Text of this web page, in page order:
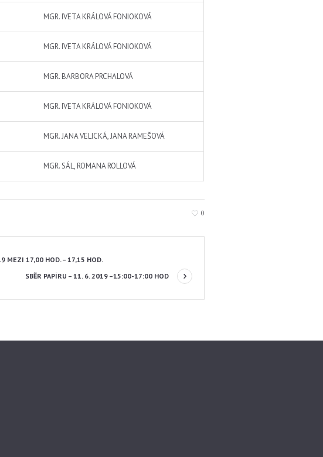
MGR. IVETA KRÁLOVÁ FONIOKOVÁ
MGR. IVETA KRÁLOVÁ FONIOKOVÁ
MGR. BARBORA PRCHALOVÁ
MGR. IVETA KRÁLOVÁ FONIOKOVÁ
MGR. JANA VELICKÁ, JANA RAMEŠOVÁ
MGR. SÁL, ROMANA ROLLOVÁ
0
MEZI 17,00 HOD. – 17,15 HOD.
SBĚR PAPÍRU – 11. 6. 2019 –15:00-17:00 HOD